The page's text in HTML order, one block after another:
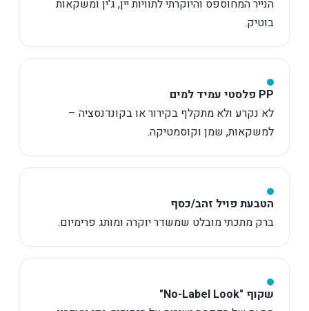
הנייר המחוספס והיוקרתי לתוויות יין, ג'ין ומשקאות
בוטיק.
PP פלסטי עמיד למים
לא נקרע ולא מתקלף בקירור או בקונדנסציה –
למשקאות, שמן וקוסמטיקה.
הטבעת פויל זהב/כסף
ברק מתכתי מובלט שמשדר יוקרה ומותג פרימיום.
שקוף "No-Label Look"